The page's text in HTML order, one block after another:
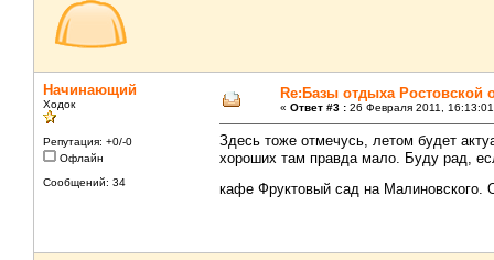
Начинающий
Ходок
Репутация: +0/-0
Офлайн
Сообщений: 34
Re:Базы отдыха Ростовской
« Ответ #3 : 26 Февраля 2011,
Здесь тоже отмечусь, летом будет
хороших там правда мало. Буду рад,
кафе Фруктовый сад на